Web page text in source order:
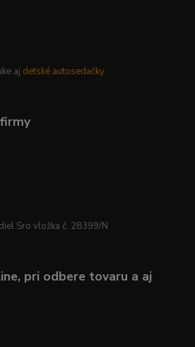
aj detské autosedačky
Sro vložka č. 28399/N
pri odbere tovaru a aj